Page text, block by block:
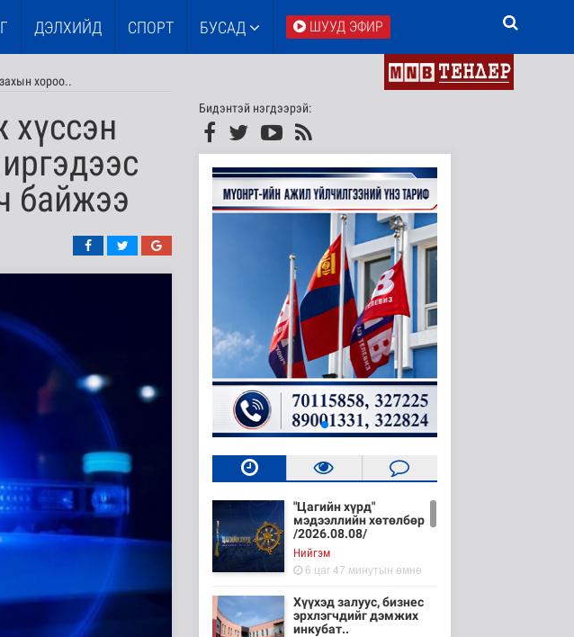
ДЭЛХИЙД СПОРТ БУСАД ШУУД ЭФИР
хороо..
анхн..
байжээ
Бидэнтэй нэгдээрэй:
"Цагийн хүрд"
мэдээллийн хөтөлбөр
/2026.08.08/
Нийгэм
6 цаг 47 минутын өмнө
Хүүхэд залуус, бизнес
эрхлэгчдийг дэмжих
инкубат..